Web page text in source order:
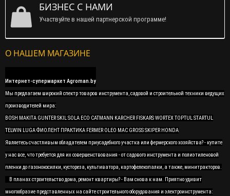
БИЗНЕС С НАМИ
Участвуйте в нашей партнерской программе!
О НАШЕМ МАГАЗИНЕ
Интернет-супермаркет Agroman.by
Мы предлагаем широкий спектр товаров инструмента, садовой и строительной техники ведущих
производителей мира:
BOSH MAKITA GUNTER SKIL SOLA ECO CATMANN KARCHER FISKARS WORTEX TOPTUL STARTUL
TELWIN LUGA ФИОЛЕНТ ПРАКТИКА FERMER OLEO MAC GROSS SKIPER HONDA
Являетесь счастливым обладателем приусадебного участка или фермерского хозяйства? - купите
у нас все, что требуется для их совершенствования - от садового инструмента и полиэтиленовой
пленки до газонокосилки, кустореза, культиватора, картофелекопалки, а также, минитракторов.
В планах строительство дома, ремонт квартиры? - Вам снова к нам. Приятно удивит
многообразие представленных на сайте строительного оборудования и электроинструмента: